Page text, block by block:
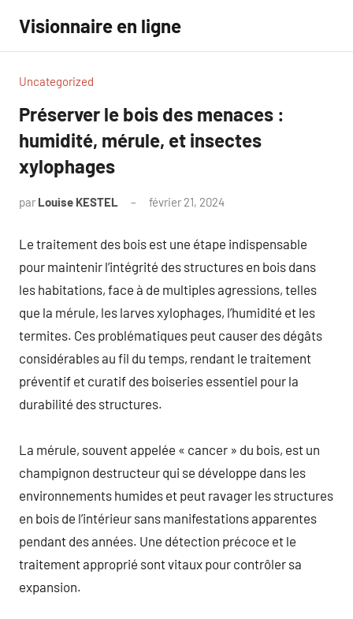
contenu
Visionnaire en ligne
Uncategorized
Préserver le bois des menaces :
humidité, mérule, et insectes
xylophages
par Louise KESTEL février 21, 2024
Le traitement des bois est une étape indispensable
pour maintenir l’intégrité des structures en bois dans
les habitations, face à de multiples agressions, telles
que la mérule, les larves xylophages, l’humidité et les
termites. Ces problématiques peut causer des dégâts
considérables au fil du temps, rendant le traitement
préventif et curatif des boiseries essentiel pour la
durabilité des structures.
La mérule, souvent appelée « cancer » du bois, est un
champignon destructeur qui se développe dans les
environnements humides et peut ravager les structures
en bois de l’intérieur sans manifestations apparentes
pendant des années. Une détection précoce et le
traitement approprié sont vitaux pour contrôler sa
expansion.